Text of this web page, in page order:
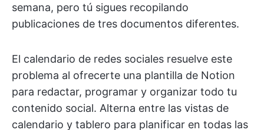
semana, pero tú sigues recopilando
publicaciones de tres documentos diferentes.
El calendario de redes sociales resuelve este
problema al ofrecerte una plantilla de Notion
para redactar, programar y organizar todo tu
contenido social. Alterna entre las vistas de
calendario y tablero para planificar en todas las